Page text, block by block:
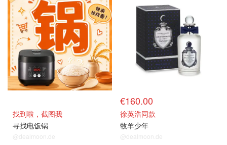
找到啦，截图我
寻找电饭锅
@dealmoon.de
€160.00
徐英浩同款
牧羊少年
@dealmoon.de